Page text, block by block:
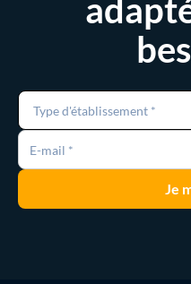
Type d'établissement *